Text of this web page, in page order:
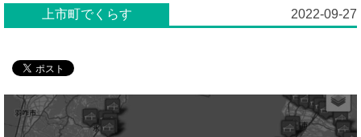
上市町でくらす 2022-09-27